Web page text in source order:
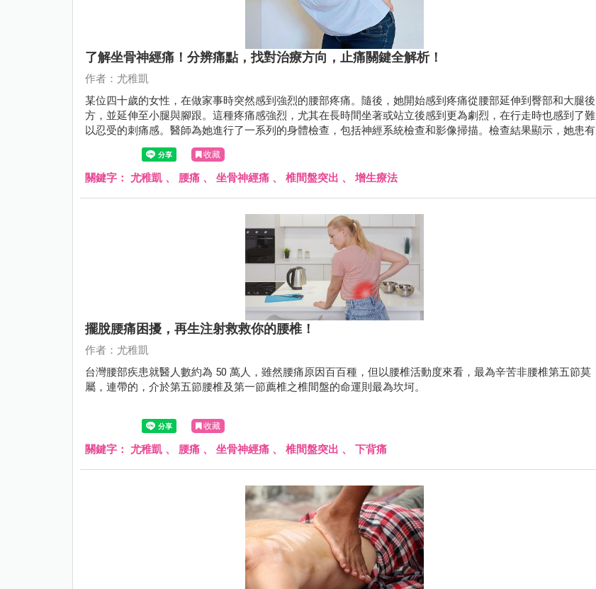
了解坐骨神經痛！分辨痛點，找對治療方向，止痛關鍵全解析！
作者：尤稚凱
某位四十歲的女性，在做家事時突然感到強烈的腰部疼痛。隨後，她開始感到疼痛從腰部延伸到臀部和大腿後
方，並延伸至小腿與腳跟。這種疼痛感強烈，尤其在長時間坐著或站立後感到更為劇烈，在行走時也感到了難
以忍受的刺痛感。醫師為她進行了一系列的身體檢查，包括神經系統檢查和影像掃描。檢查結果顯示，她患有
腰椎間盤突出症，導致坐骨神經受到壓迫。腰椎間盤的突出導致神經根受壓，進而引發了延伸疼痛。在醫師施
以增生注射治療減輕疼痛和炎症，並進行運動復健治療來加強腰部肌肉，改善姿勢並減輕神經壓迫。治療後，
患者症狀逐漸減輕，並恢復了正常的日常活動。
收藏
關鍵字： 尤稚凱 、 腰痛 、 坐骨神經痛 、 椎間盤突出 、 增生療法
擺脫腰痛困擾，再生注射救救你的腰椎！
作者：尤稚凱
台灣腰部疾患就醫人數約為 50 萬人，雖然腰痛原因百百種，但以腰椎活動度來看，最為辛苦非腰椎第五節莫
屬，連帶的，介於第五節腰椎及第一節薦椎之椎間盤的命運則最為坎坷。
收藏
關鍵字： 尤稚凱 、 腰痛 、 坐骨神經痛 、 椎間盤突出 、 下背痛